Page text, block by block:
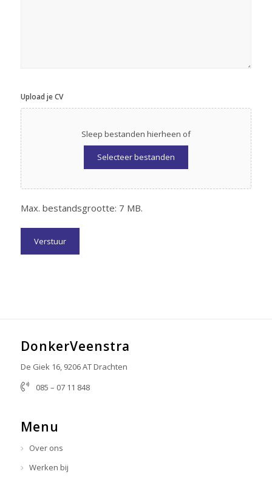
Upload je CV
Sleep bestanden hierheen of
Selecteer bestanden
Max. bestandsgrootte: 7 MB.
DonkerVeenstra
De Giek 16, 9206 AT Drachten
085 – 07 11 848
Menu
Over ons
Werken bij